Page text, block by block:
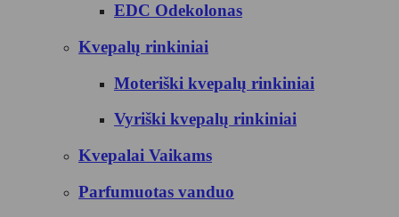
EDC Odekolonas
Kvepalų rinkiniai
Moteriški kvepalų rinkiniai
Vyriški kvepalų rinkiniai
Kvepalai Vaikams
Parfumuotas vanduo